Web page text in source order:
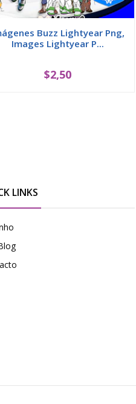
Buzz Lightyear Png,
Images Lightyear P...
$2,50
LINKS